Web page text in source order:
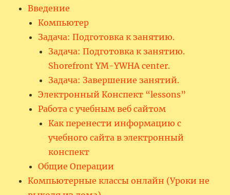
Введение
Компьютер
Задача: Подготовка к занятию.
Задача: Подготовка к занятию.
Shorefront YM-YWHA center.
Задача: Завершение занятий.
Электронный Конспект “lessons”
Работа с учебным веб сайтом
Как перенести информацию с
учебного сайта в электронный
конспект
Общие Операции
Компьютерные классы онлайн (Уроки не